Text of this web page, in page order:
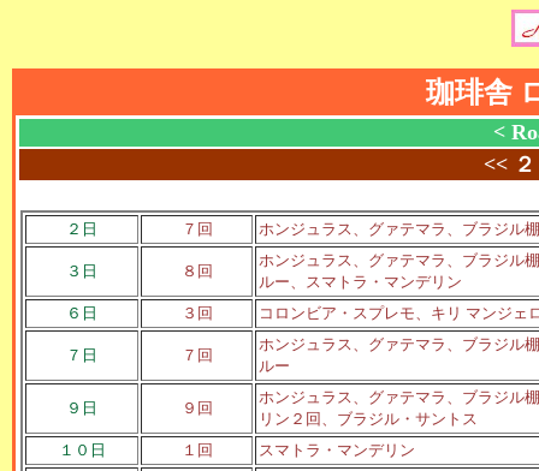
珈琲舎
<
<<
２日 ７回 ホンジュラス、グァテマラ、ブラジル
３日 ８回
ホンジュラス、グァテマラ、ブラジル
ルー、スマトラ・マンデリン
６日
３回 コロンビア・スプレモ、キリ マンジェ
７日 ７回
ホンジュラス、グァテマラ、ブラジル
ルー
９日 ９回
ホンジュラス、グァテマラ、ブラジル
リン２回、ブラジル・サントス
１０日
１回 スマトラ・マンデリン